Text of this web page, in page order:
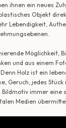
ihnen ein neues
Objekt
Lebendigkeit,
Möglichkeit,
und aus einem
Holz ist ein
Geruch, jedes
Bildmotiv immer eine
Medien